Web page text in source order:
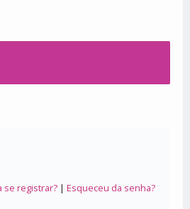
se registrar?| Esqueceu da senha?